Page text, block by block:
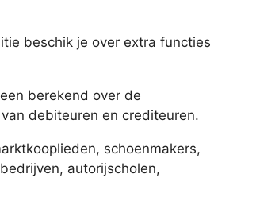
beschik je over extra functies
berekend over de
debiteuren en crediteuren.
schoenmakers,
autorijscholen,